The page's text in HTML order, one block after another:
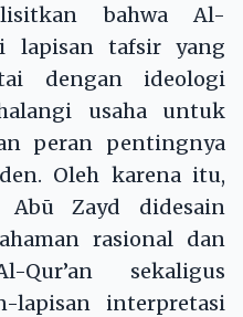
bahwa Al-
lapisan tafsir yang
dengan ideologi
usaha untuk
peran pentingnya
Oleh karena itu,
Abū Zayd didesain
rasional dan
sekaligus
lapisan interpretasi